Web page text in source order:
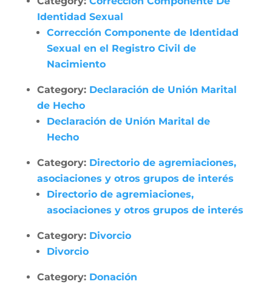
Identidad Sexual
Corrección Componente de Identidad
Sexual en el Registro Civil de
Nacimiento
Category: Declaración de Unión Marital
de Hecho
Declaración de Unión Marital de
Hecho
Category: Directorio de agremiaciones,
asociaciones y otros grupos de interés
Directorio de agremiaciones,
asociaciones y otros grupos de interés
Category: Divorcio
Divorcio
Category: Donación